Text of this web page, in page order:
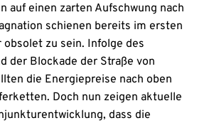
auf einen zarten Aufschwung nach
schienen bereits im ersten
obsolet zu sein. Infolge des
der Blockade der Straße von
die Energiepreise nach oben
Doch nun zeigen aktuelle
dass die